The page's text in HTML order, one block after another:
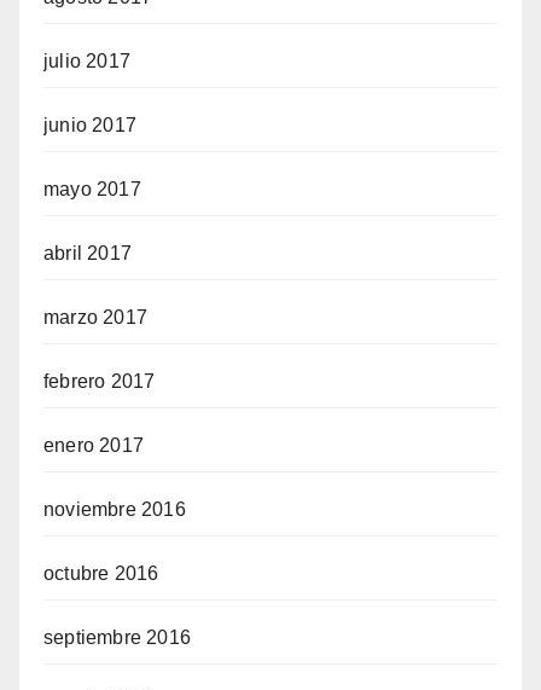
julio 2017
junio 2017
mayo 2017
abril 2017
marzo 2017
febrero 2017
enero 2017
noviembre 2016
octubre 2016
septiembre 2016